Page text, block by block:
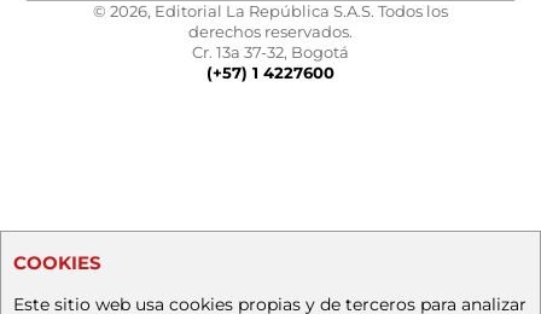
© 2026, Editorial La República S.A.S. Todos los
derechos reservados.
Cr. 13a 37-32, Bogotá
(+57) 1 4227600
COOKIES
Este sitio web usa cookies propias y de terceros para analizar